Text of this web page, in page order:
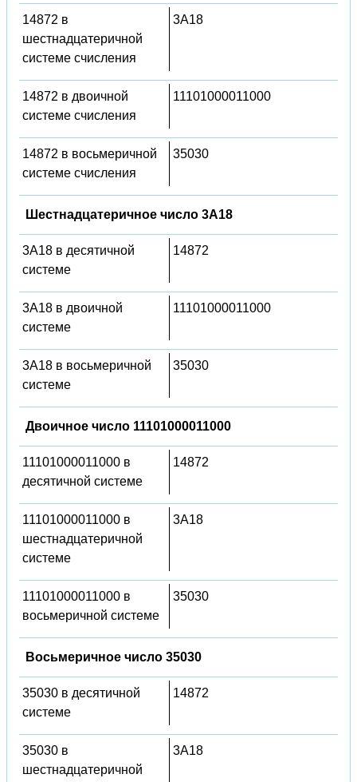
14872 в
шестнадцатеричной
системе счисления
3A18
14872 в двоичной
системе счисления
11101000011000
14872 в восьмеричной
системе счисления
35030
Шестнадцатеричное число 3A18
3A18 в десятичной
системе
14872
3A18 в двоичной
системе
11101000011000
3A18 в восьмеричной
системе
35030
Двоичное число 11101000011000
11101000011000 в
десятичной системе
14872
11101000011000 в
шестнадцатеричной
системе
3A18
11101000011000 в
восьмеричной системе
35030
Восьмеричное число 35030
35030 в десятичной
системе
14872
35030 в
шестнадцатеричной
3A18